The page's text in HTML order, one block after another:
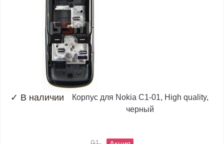
✓ В наличии
Корпус для Nokia C1-01, High quality,
черный